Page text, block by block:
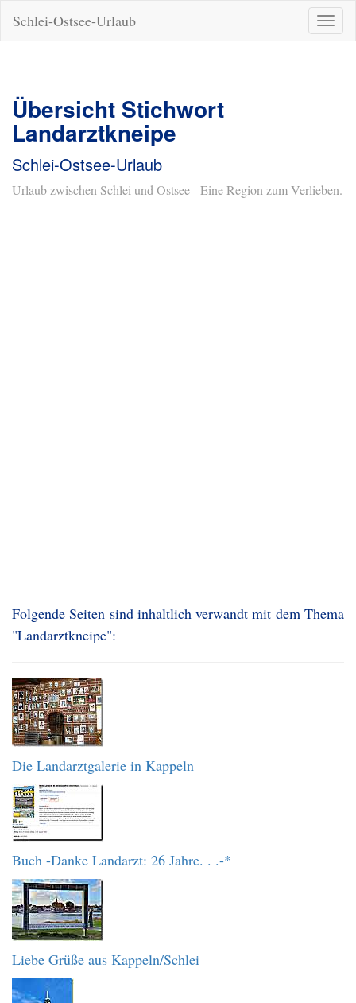
ein-/
Schlei-Ostsee-Urlaub
Übersicht Stichwort
Landarztkneipe
Schlei-Ostsee-Urlaub
Urlaub zwischen Schlei und Ostsee - Eine Region zum Verlieben.
Folgende Seiten sind inhaltlich verwandt mit dem Thema
"Landarztkneipe":
Die Landarztgalerie in Kappeln
Buch -Danke Landarzt: 26 Jahre. . .-*
Liebe Grüße aus Kappeln/Schlei